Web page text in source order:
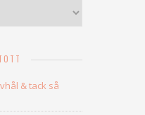
& tack så